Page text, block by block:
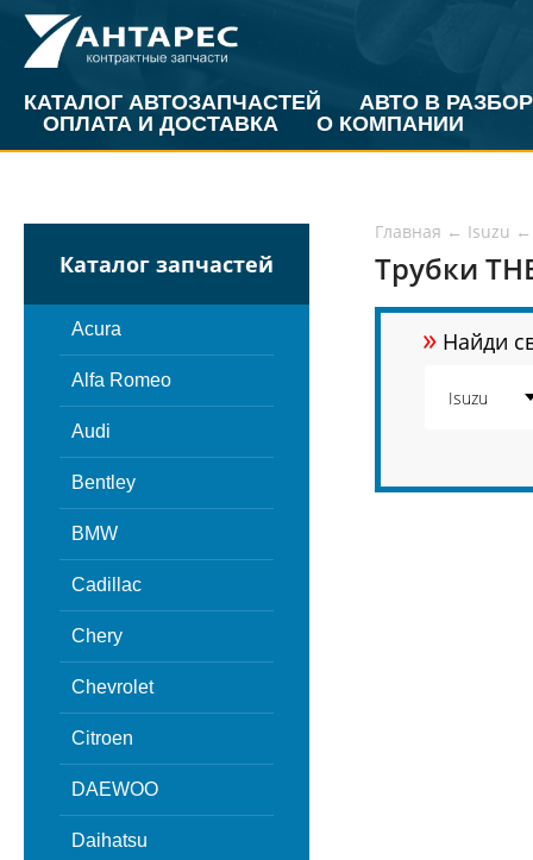
КАТАЛОГ АВТОЗАПЧАСТЕЙ
АВТО В РАЗБОР
ОПЛАТА И ДОСТАВКА
О КОМПАНИИ
Каталог запчастей
Acura
Alfa Romeo
Audi
Bentley
BMW
Cadillac
Chery
Chevrolet
Citroen
DAEWOO
Daihatsu
Главная ← Isuzu ←
Трубки
» Найди